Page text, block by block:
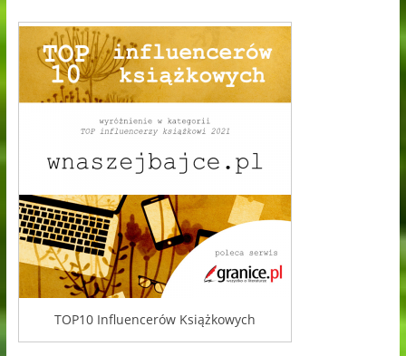
TOP10 Influencerów Książkowych